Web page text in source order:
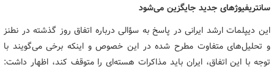
سانتریفیوژهای جدید جایگزین می‌شود
این دیپلمات ارشد ایرانی در پاسخ به سؤالی درباره اتفاق روز گذشته در نطنز
و تحلیل‌های متفاوت مطرح شده در این خصوص و اینکه برخی می‌گویند با
توجه با این اتفاق، ایران باید مذاکرات هسته‌ای را متوقف کند، اظهار داشت: